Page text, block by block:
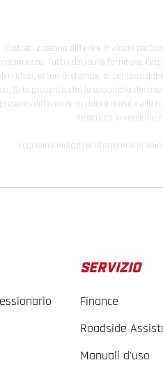
illustrati possono differire in alcuni
Tutti i dati sulla fornitura,
refusi, errori di stampa, di
Si fa presente che le specifiche dei
differenze di colore dovute alle
mostrano la versione
I consumi indicati si riferiscono ai
SERVIZIO
Finance
Roadside
Manuali d'uso